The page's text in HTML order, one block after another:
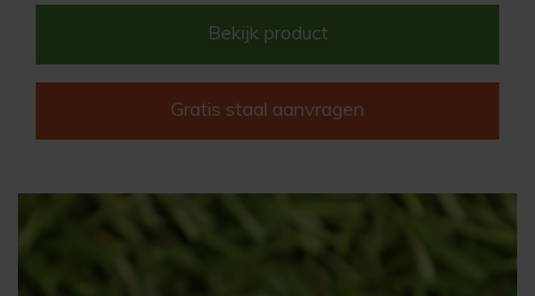
Bekijk product
Gratis staal aanvragen